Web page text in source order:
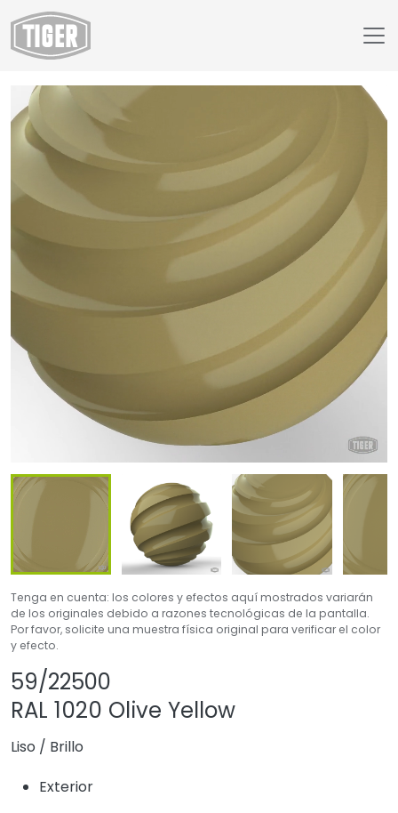
Finish Selector
59/22500 - RAL 1020 Olive Yellow
Tenga en cuenta: los colores y efectos aquí mostrados variarán
de los originales debido a razones tecnológicas de la pantalla.
Por favor, solicite una muestra física original para verificar el color
y efecto.
59/22500
RAL 1020 Olive Yellow
Liso / Brillo
Exterior